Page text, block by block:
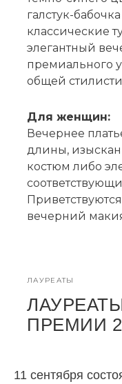
галстук-
классические
элегантный
премиального
общей
Для женщин:
Вечернее
длины,
костюм либо
вечерний
ЛАУРЕАТЫ
ПРЕМИИ
11 сентября